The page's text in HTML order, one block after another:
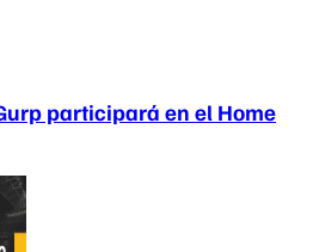
participará en el Home